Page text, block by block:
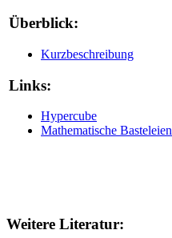
Überblick:
Kurzbeschreibung
Links:
Hypercube
Mathematische Basteleien
Weitere Literatur: